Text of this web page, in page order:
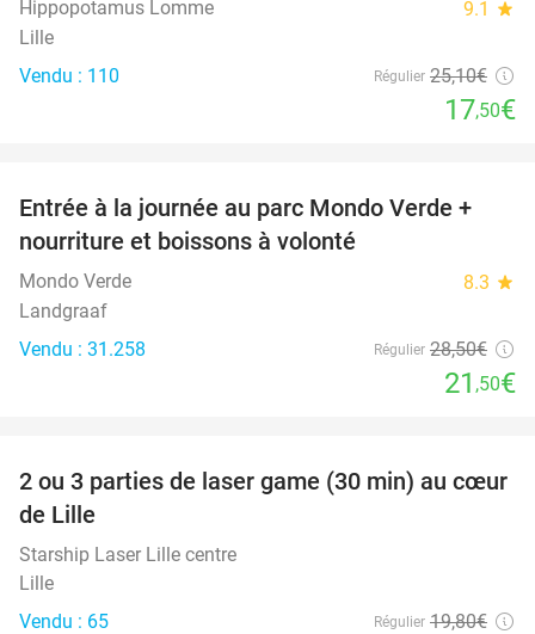
Hippopotamus Lomme 9.1 star
Lille
Vendu : 110
Régulier 25,10€
17,50€
25%
Entrée à la journée au parc Mondo Verde +
nourriture et boissons à volonté
Mondo Verde 8.3 star
Landgraaf
Vendu : 31.258
Régulier 28,50€
21 ,50€
45%
2 ou 3 parties de laser game (30 min) au cœur
de Lille
Starship Laser Lille centre
Lille
Vendu : 65
Régulier 19,80€